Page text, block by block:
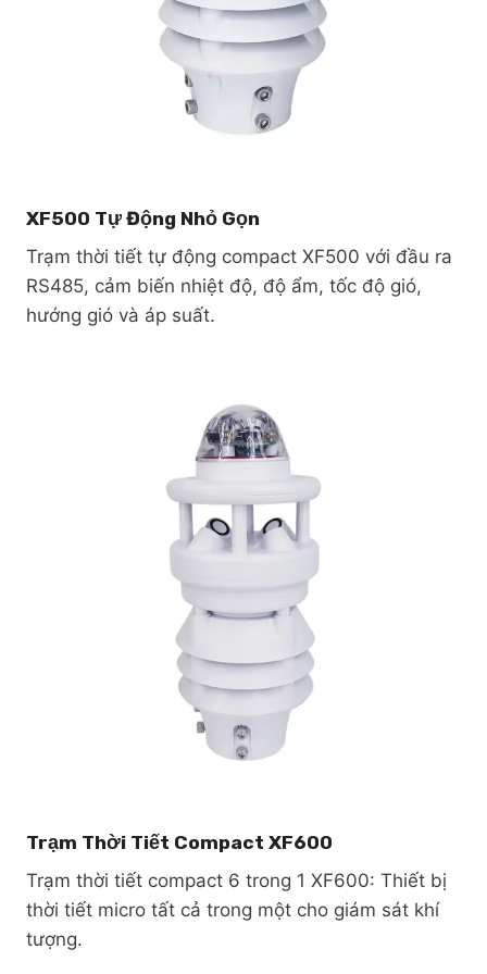
XF500 Tự Động Nhỏ Gọn
Trạm thời tiết tự động compact XF500 với đầu ra
RS485, cảm biến nhiệt độ, độ ẩm, tốc độ gió,
hướng gió và áp suất.
Trạm Thời Tiết Compact XF600
Trạm thời tiết compact 6 trong 1 XF600: Thiết bị
thời tiết micro tất cả trong một cho giám sát khí
tượng.